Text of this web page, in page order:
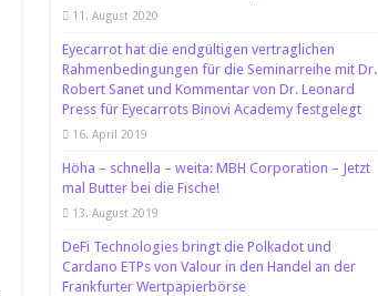
11. August 2020
Eyecarrot hat die endgültigen vertraglichen
Rahmenbedingungen für die Seminarreihe mit Dr.
Robert Sanet und Kommentar von Dr. Leonard
Press für Eyecarrots Binovi Academy festgelegt
16. April 2019
Höha – schnella – weita: MBH Corporation – Jetzt
mal Butter bei die Fische!
13. August 2019
DeFi Technologies bringt die Polkadot und
Cardano ETPs von Valour in den Handel an der
Frankfurter Wertpapierbörse